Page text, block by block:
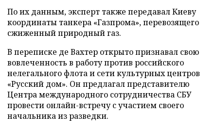
По их данным, эксперт также передавал Киеву
координаты танкера «Газпрома», перевозящего
сжиженный природный газ.
В переписке де Вахтер открыто признавал свою
вовлеченность в работу против российского
нелегального флота и сети культурных центров
«Русский дом». Он предлагал представителю
Центра международного сотрудничества СБУ
провести онлайн-встречу с участием своего
начальника из разведки.